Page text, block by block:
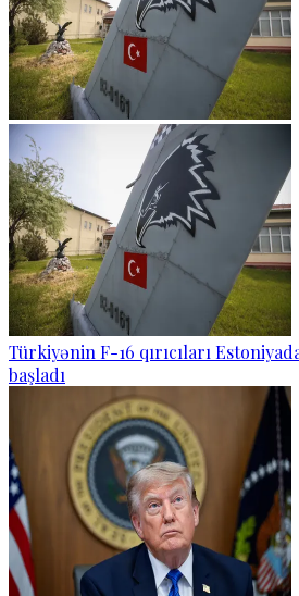
Türkiyənin F-16 qırıcıları
başladı